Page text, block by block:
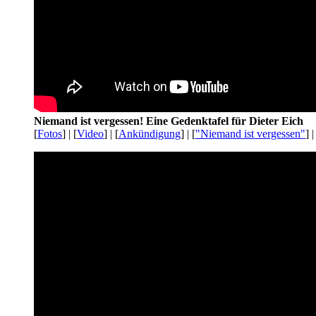
Niemand ist vergessen! Eine Gedenktafel für Dieter Eich
[Fotos] | [Video] | [Ankündigung] | ["Niemand ist vergessen"]